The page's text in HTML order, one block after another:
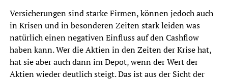
Versicherungen sind starke Firmen, können jedoch auch
in Krisen und in besonderen Zeiten stark leiden was
natürlich einen negativen Einfluss auf den Cashflow
haben kann. Wer die Aktien in den Zeiten der Krise hat,
hat sie aber auch dann im Depot, wenn der Wert der
Aktien wieder deutlich steigt. Das ist aus der Sicht der